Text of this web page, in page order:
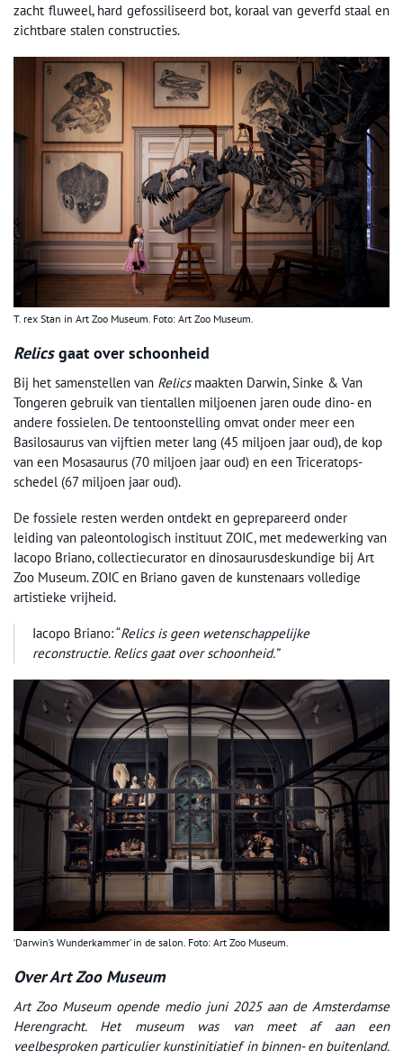
zacht fluweel, hard gefossiliseerd bot, koraal van geverfd staal en
zichtbare stalen constructies.
T. rex Stan in Art Zoo Museum. Foto: Art Zoo Museum.
Relicsgaat over schoonheid
Bij het samenstellen van Relicsmaakten Darwin, Sinke & Van
Tongeren gebruik van tientallen miljoenen jaren oude dino- en
andere fossielen. De tentoonstelling omvat onder meer een
Basilosaurus van vijftien meter lang (45 miljoen jaar oud), de kop
van een Mosasaurus (70 miljoen jaar oud) en een Triceratops-
schedel (67 miljoen jaar oud).
De fossiele resten werden ontdekt en geprepareerd onder
leiding van paleontologisch instituut ZOIC, met medewerking van
Iacopo Briano, collectiecurator en dinosaurusdeskundige bij Art
Zoo Museum. ZOIC en Briano gaven de kunstenaars volledige
artistieke vrijheid.
Iacopo Briano: “Relics is geen wetenschappelijke
reconstructie. Relics gaat over schoonheid.”
‘Darwin’s Wunderkammer’ in de salon. Foto: Art Zoo Museum.
Over Art Zoo Museum
Art Zoo Museum opende medio juni 2025 aan de Amsterdamse
Herengracht. Het museum was van meet af aan een
veelbesproken particulier kunstinitiatief in binnen- en buitenland.